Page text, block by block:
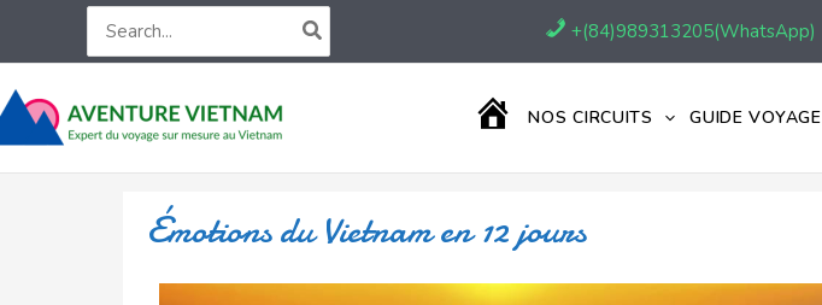
Search
for:
+(84)989313205(WhatsApp)
U
L
NOS CIRCUITS GUIDE VOYAGE
Émotions du Vietnam en 12 jours